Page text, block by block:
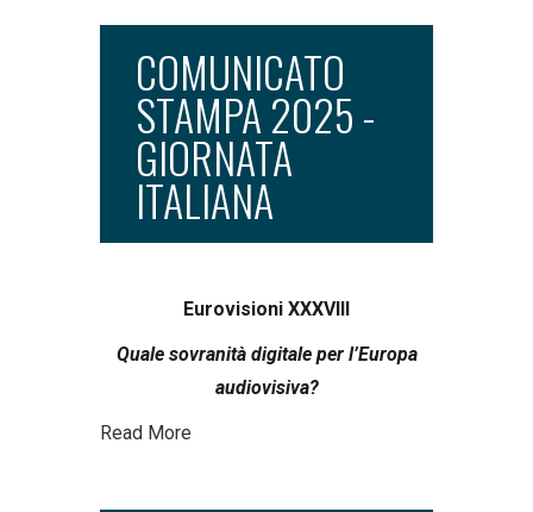
COMUNICATO
STAMPA 2025 -
GIORNATA
ITALIANA
Eurovisioni XXXVIII
Quale sovranità digitale per l’Europa
audiovisiva?
Read More